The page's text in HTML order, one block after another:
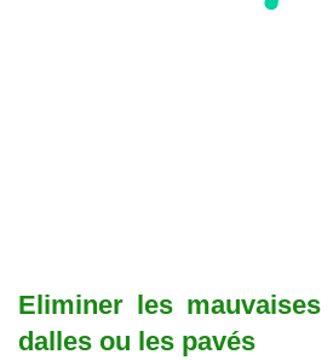
Eliminer les
dalles ou les pavés